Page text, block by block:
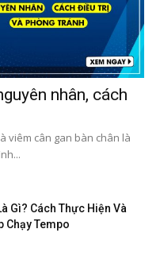
nhân, cách
viêm cân gan bàn chân là
Gì? Cách Thực Hiện Và
Chạy Tempo